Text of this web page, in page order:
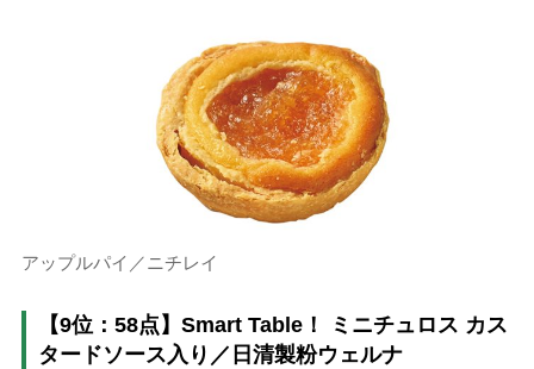
アップルパイ／ニチレイ
【9位：58点】Smart Table！ ミニチュロス カス
タードソース入り／日清製粉ウェルナ